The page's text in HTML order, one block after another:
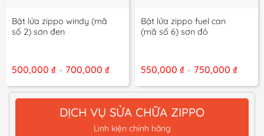
Bật lửa zippo windy (mã
số 2) sơn đen
500,000 ₫ – 700,000 ₫Khoảng
từ
500,000 ₫
đến
700,000 ₫
Bật lửa zippo fuel can
(mã số 6) sơn đỏ
550,000 ₫ – 750,000 ₫
từ
đến
DỊCH VỤ SỬA CHỮA ZIPPO
Linh kiện chính hãng